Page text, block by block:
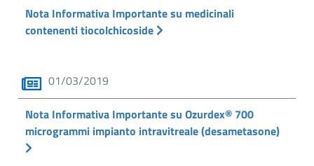
Nota Informativa Importante su medicinali
contenenti tiocolchicoside
01/03/2019
Nota Informativa Importante su Ozurdex® 700
microgrammi impianto intravitreale (desametasone)